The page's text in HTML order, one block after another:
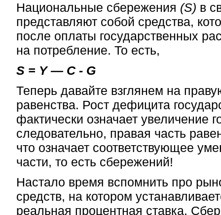
Национальные сбережения (S) в
представляют собой средства,
после оплаты государственных
на потребление. То есть,
S = Y — C - G
Теперь давайте взглянем на
равенства. Рост дефицита
фактически означает увеличение
следовательно, правая часть
что означает соответствующее
части, то есть сбережений!
Настало время вспомнить про
средств, на котором
реальная процентная ставка.